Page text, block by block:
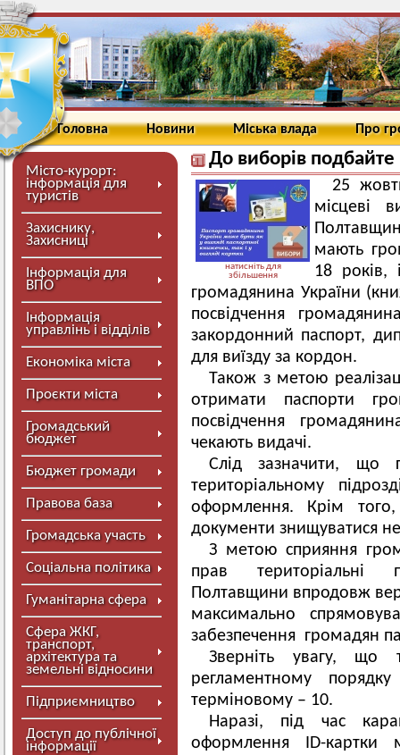
Головна Новини Міська влада Про
Місто-курорт:
інформація для
туристів
Захиснику,
Захисниці
Інформація для
ВПО
Інформація
управлінь і відділів
Економіка міста
Проєкти міста
Громадський
бюджет
Бюджет громади
Правова база
Громадська участь
Соціальна політика
Гуманітарна сфера
Сфера ЖКГ,
транспорт,
архітектура та
земельні відносини
Підприємництво
Доступ до публічної
інформації
До виборів подбайте
натисніть для
збільшення
25
місцеві
мають
18 років,
громадянина України
посвідчення
закордонний паспорт,
для виїзду за кордон.
Також з метою
отримати паспорти
посвідчення
чекають видачі.
Слід зазначити, що
територіальному
оформлення. Крім того,
документи знищуватися
З метою сприяння
прав територіальні
Полтавщини впродовж
максимально
забезпечення громадян
Зверніть увагу, що
регламентному
терміновому – 10.
Наразі, під час
оформлення ID-картки